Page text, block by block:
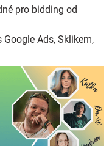
pro bidding od
Ads, Sklikem,